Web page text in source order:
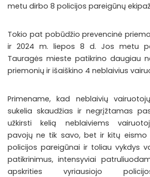
metu dirbo 8 policijos pareigūnų
Tokio pat pobūdžio prevencinė
ir 2024 m. liepos 8 d. Jos metu
Tauragės mieste patikrino daugiau
priemonių ir išaiškino 4 neblaivius
Primename, kad neblaivių
sukelia skaudžias ir negrįžtamas
užkirsti kelią neblaiviems
pavojų ne tik savo, bet ir kitų eismo
policijos pareigūnai ir toliau vykdys
patikrinimus, intensyviai
apskrities vyriausiojo